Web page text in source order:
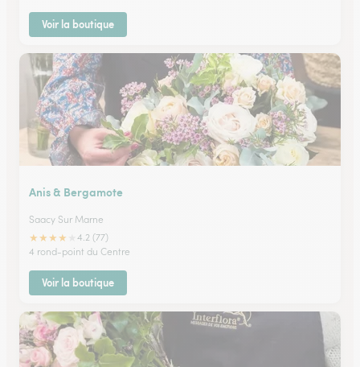
Voir la boutique
Anis & Bergamote
Saacy Sur Marne
★★★★
4.2 (77)
4 rond-point du Centre
Voir la boutique